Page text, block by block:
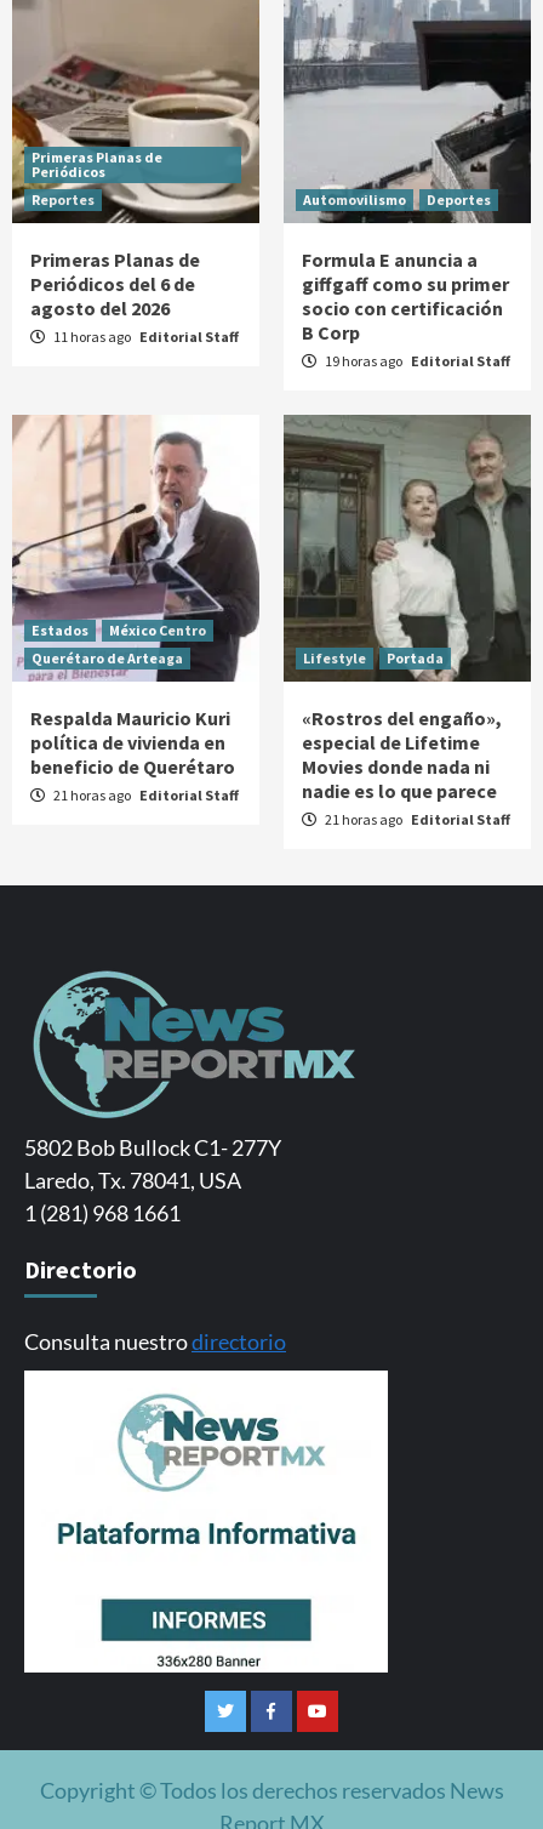
Primeras Planas de
Periódicos
Reportes
Primeras Planas de
Periódicos del 6 de
agosto del 2026
11 horas ago Editorial Staff
Automovilismo Deportes
Formula E anuncia a
giffgaff como su primer
socio con certificación
B Corp
19 horas ago Editorial Staff
Estados
México Centro
Querétaro de Arteaga
Respalda Mauricio Kuri
política de vivienda en
beneficio de Querétaro
21 horas ago Editorial Staff
Lifestyle Portada
«Rostros del engaño»,
especial de Lifetime
Movies donde nada ni
nadie es lo que parece
21 horas ago Editorial Staff
5802 Bob Bullock C1- 277Y
Laredo, Tx. 78041, USA
1 (281) 968 1661
Directorio
Consulta nuestrodirectorio
TwitterFacebookYoutube
Copyright © Todos los derechos reservados News
Report MX